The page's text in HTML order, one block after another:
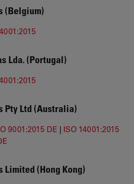
(Belgium)
Lda. (Portugal)
Pty Ltd (Australia)
9001:2015 DE | ISO 14001:2015
(Hong Kong)